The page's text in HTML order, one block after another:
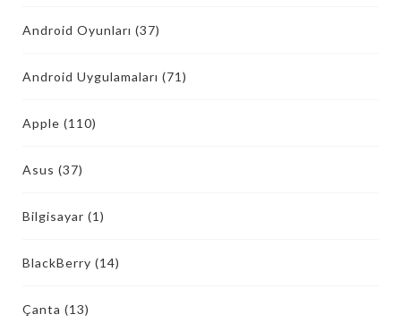
Android Oyunları (37)
Android Uygulamaları (71)
Apple (110)
Asus (37)
Bilgisayar (1)
BlackBerry (14)
Çanta (13)